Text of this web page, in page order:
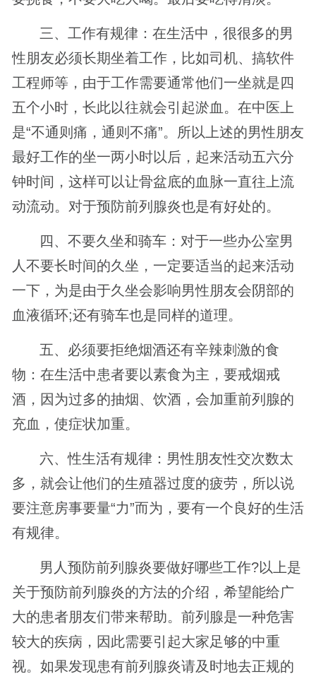
三、工作有规律：在生活中，很很多的男
性朋友必须长期坐着工作，比如司机、搞软件
工程师等，由于工作需要通常他们一坐就是四
五个小时，长此以往就会引起淤血。在中医上
是“不通则痛，通则不痛”。所以上述的男性朋友
最好工作的坐一两小时以后，起来活动五六分
钟时间，这样可以让骨盆底的血脉一直往上流
动流动。对于预防前列腺炎也是有好处的。
四、不要久坐和骑车：对于一些办公室男
人不要长时间的久坐，一定要适当的起来活动
一下，为是由于久坐会影响男性朋友会阴部的
血液循环;还有骑车也是同样的道理。
五、必须要拒绝烟酒还有辛辣刺激的食
物：在生活中患者要以素食为主，要戒烟戒
酒，因为过多的抽烟、饮酒，会加重前列腺的
充血，使症状加重。
六、性生活有规律：男性朋友性交次数太
多，就会让他们的生殖器过度的疲劳，所以说
要注意房事要量“力”而为，要有一个良好的生活
有规律。
男人预防前列腺炎要做好哪些工作?以上是
关于预防前列腺炎的方法的介绍，希望能给广
大的患者朋友们带来帮助。前列腺是一种危害
较大的疾病，因此需要引起大家足够的中重
视。如果发现患有前列腺炎请及时地去正规的